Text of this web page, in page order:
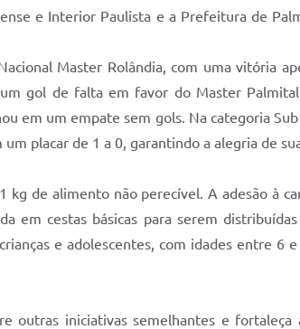
e Interior Paulista e a Prefeitura de
Master Rolândia, com uma vitória
gol de falta em favor do Master
em um empate sem gols. Na categoria
placar de 1 a 0, garantindo a alegria de
kg de alimento não perecível. A adesão à
em cestas básicas para serem
e adolescentes, com idades entre 6
outras iniciativas semelhantes e